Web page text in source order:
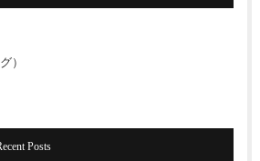
）
Posts